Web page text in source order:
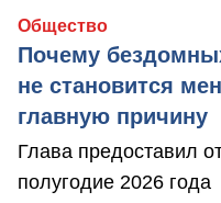
Общество
Почему
не становится
главную причину
Глава предоставил
полугодие 2026 года